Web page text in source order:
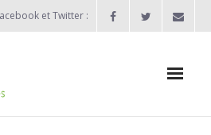
et Twitter :